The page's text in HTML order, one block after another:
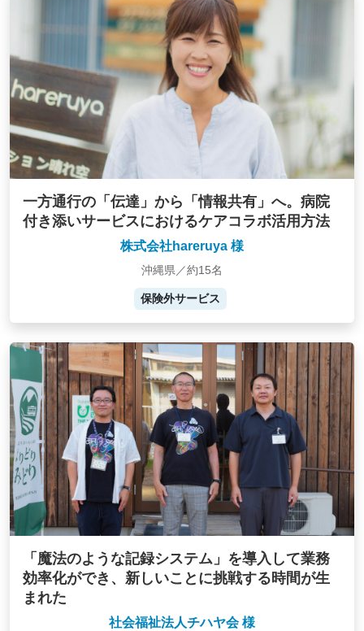
一方通行の「伝達」から「情報共有」へ。病院
付き添いサービスにおけるケアコラボ活用方法
株式会社hareruya 様
沖縄県／約15名
保険外サービス
「魔法のような記録システム」を導入して業務
効率化ができ、新しいことに挑戦する時間が生
まれた
社会福祉法人チハヤ会 様